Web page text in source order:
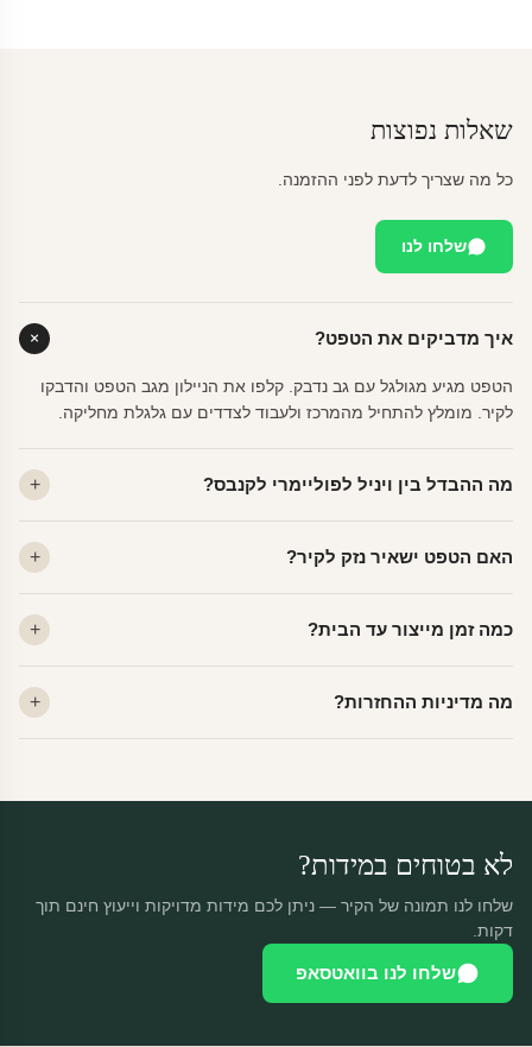
שאלות נפוצות
כל מה שצריך לדעת לפני ההזמנה.
שלחו לנו
איך מדביקים את הטפט?
הטפט מגיע מגולגל עם גב נדבק. קלפו את הניילון מגב הטפט והדבקו
לקיר. מומלץ להתחיל מהמרכז ולעבוד לצדדים עם גלגלת מחליקה.
מה ההבדל בין ויניל לפוליימרי לקנבס?
פרמיום. קנבס — בד אמנותי יוקרתי, מט.
האם הטפט ישאיר נזק לקיר?
מתאים לקיר מטויח, גבס, קרמיקה וזכוכית.
כמה זמן מייצור עד הבית?
יוצאות באותו יום.
מה מדיניות ההחזרות?
לא בטוחים במידות?
שלחו לנו תמונה של הקיר — ניתן לכם מידות מדויקות וייעוץ חינם תוך
דקות.
שלחו לנו בוואטסאפ